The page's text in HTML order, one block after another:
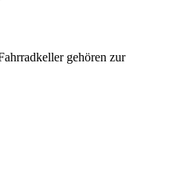
gehören zur